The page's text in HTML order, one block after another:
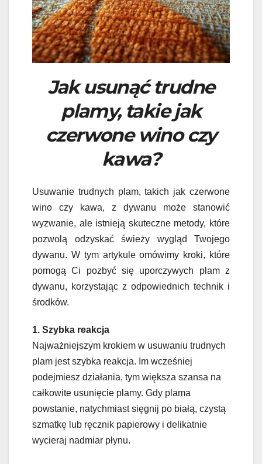
Jak usunąć trudne
plamy, takie jak
czerwone wino czy
kawa?
Usuwanie trudnych plam, takich jak czerwone
wino czy kawa, z dywanu może stanowić
wyzwanie, ale istnieją skuteczne metody, które
pozwolą odzyskać świeży wygląd Twojego
dywanu. W tym artykule omówimy kroki, które
pomogą Ci pozbyć się uporczywych plam z
dywanu, korzystając z odpowiednich technik i
środków.
1. Szybka reakcja
Najważniejszym krokiem w usuwaniu trudnych
plam jest szybka reakcja. Im wcześniej
podejmiesz działania, tym większa szansa na
całkowite usunięcie plamy. Gdy plama
powstanie, natychmiast sięgnij po białą, czystą
szmatkę lub ręcznik papierowy i delikatnie
wycieraj nadmiar płynu.